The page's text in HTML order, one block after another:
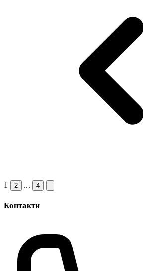
1 2 ... 4
Контакти